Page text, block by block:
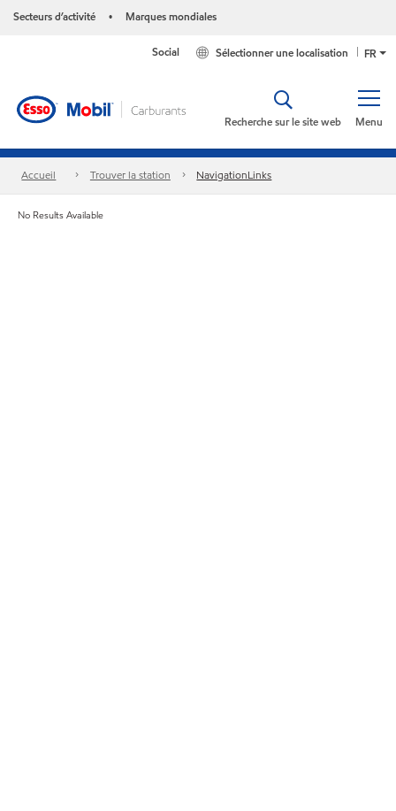
Secteurs d’activité • Marques mondiales
FR
Sélectionner une localisation
Social
Menu
Recherche sur le site web
Accueil Trouver la station NavigationLinks
No Results Available